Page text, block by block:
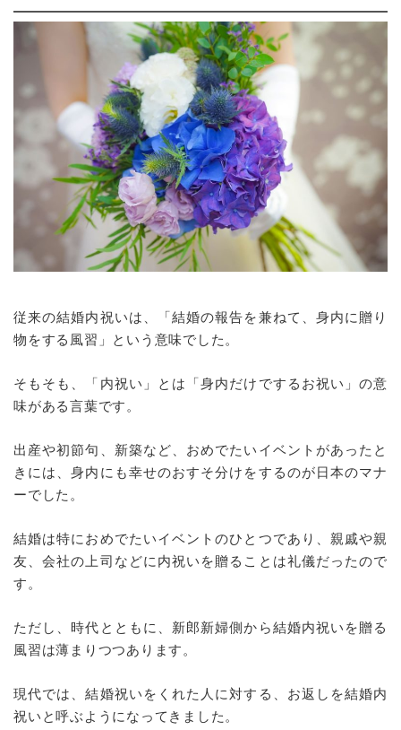
従来の結婚内祝いは、「結婚の報告を兼ねて、身内に贈り
物をする風習」という意味でした。
そもそも、「内祝い」とは「身内だけでするお祝い」の意
味がある言葉です。
出産や初節句、新築など、おめでたいイベントがあったと
きには、身内にも幸せのおすそ分けをするのが日本のマナ
ーでした。
結婚は特におめでたいイベントのひとつであり、親戚や親
友、会社の上司などに内祝いを贈ることは礼儀だったので
す。
ただし、時代とともに、新郎新婦側から結婚内祝いを贈る
風習は薄まりつつあります。
現代では、結婚祝いをくれた人に対する、お返しを結婚内
祝いと呼ぶようになってきました。